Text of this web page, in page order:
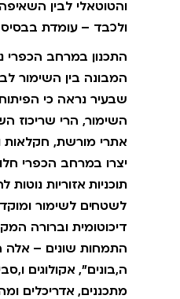
והטוטאלי לבין
ולכבד – עומדת
התכנון במרחב הכפרי
המבונה בין השימור
שבעיר נראה כי
השימור, הרי שריכוז
אתרי מורשת, חקלאות
יצרו במרחב הכפרי
תוכניות אזוריות
לשטחים לשימור
דיכוטומית וברורה
התמחות שונים – אלה
ה,בונים", אקולוגים
מתכננים, אדריכלים